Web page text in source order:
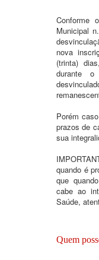
Conforme
Municipal
nova
(trinta)
durante
Porém
prazos de
sua
quando é
que
cabe ao
Saúde,
Quem